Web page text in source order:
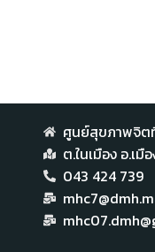
ศูนย์สุขภาพจิต
ต.ในเมือง อ.เ
043 424 739